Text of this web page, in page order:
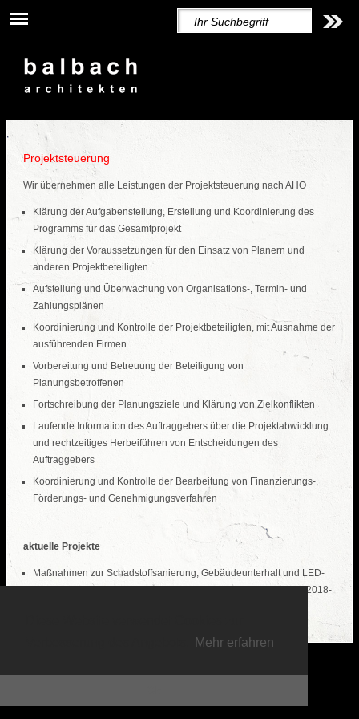
Mehr erfahren
Projektsteuerung
Wir übernehmen alle Leistungen der Projektsteuerung nach AHO
Klärung der Aufgabenstellung, Erstellung und Koordinierung des
Programms für das Gesamtprojekt
Klärung der Voraussetzungen für den Einsatz von Planern und
anderen Projektbeteiligten
Aufstellung und Überwachung von Organisations-, Termin- und
Zahlungsplänen
Koordinierung und Kontrolle der Projektbeteiligten, mit Ausnahme der
ausführenden Firmen
Vorbereitung und Betreuung der Beteiligung von
Planungsbetroffenen
Fortschreibung der Planungsziele und Klärung von Zielkonflikten
Laufende Information des Auftraggebers über die Projektabwicklung
und rechtzeitiges Herbeiführen von Entscheidungen des
Auftraggebers
Koordinierung und Kontrolle der Bearbeitung von Finanzierungs-,
Förderungs- und Genehmigungsverfahren
aktuelle Projekte
Maßnahmen zur Schadstoffsanierung, Gebäudeunterhalt und LED-
Beleuchtung an der Schule BZN in Reutlingen-Rommelsbach (2018-